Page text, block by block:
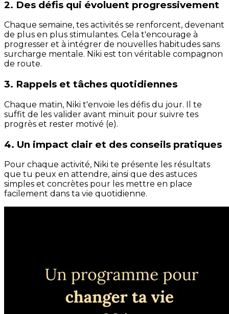
2. Des défis qui évoluent progressivement
Chaque semaine, tes activités se renforcent, devenant
de plus en plus stimulantes. Cela t'encourage à
progresser et à intégrer de nouvelles habitudes sans
surcharge mentale. Niki est ton véritable compagnon
de route.
3. Rappels et tâches quotidiennes
Chaque matin, Niki t'envoie les défis du jour. Il te
suffit de les valider avant minuit pour suivre tes
progrès et rester motivé (e).
4. Un impact clair et des conseils pratiques
Pour chaque activité, Niki te présente les résultats
que tu peux en attendre, ainsi que des astuces
simples et concrètes pour les mettre en place
facilement dans ta vie quotidienne.